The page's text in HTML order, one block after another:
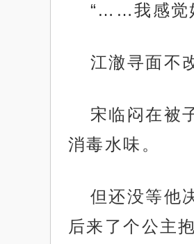
“……我感觉
江澈寻面不
宋临闷在被
消毒水味。
但还没等他
后来了个公主